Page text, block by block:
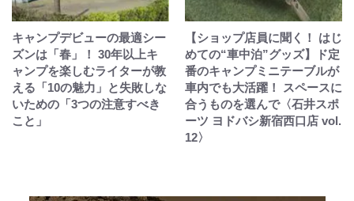
キャンプデビューの最適シー
ズンは「春」！ 30年以上キ
ャンプを楽しむライターが教
える「10の魅力」と失敗しな
いための「3つの注意すべき
こと」
【ショップ店員に聞く！ はじ
めての“車中泊”グッズ】ド定
番のキャンプミニテーブルが
車内でも大活躍！ スペースに
合うものを選んで〈石井スポ
ーツ ヨドバシ新宿西口店 vol.
12〉